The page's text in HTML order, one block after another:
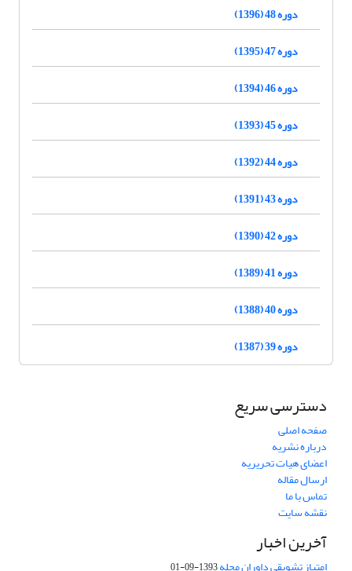
دوره 48 (1396)
دوره 47 (1395)
دوره 46 (1394)
دوره 45 (1393)
دوره 44 (1392)
دوره 43 (1391)
دوره 42 (1390)
دوره 41 (1389)
دوره 40 (1388)
دوره 39 (1387)
دسترسی سریع
صفحه اصلی
درباره نشریه
اعضای هیات تحریریه
ارسال مقاله
تماس با ما
نقشه سایت
آخرین اخبار
امتیاز تشویقی داوران مجله1393-09-01